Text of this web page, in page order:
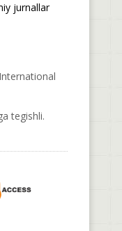
jurnallar
tegishli.